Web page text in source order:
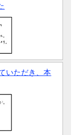
いただき、本